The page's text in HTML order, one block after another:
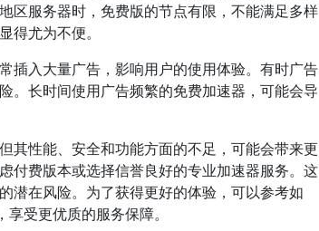
区服务器时，免费版的节点有限，不能满足多样
得尤为不便。
插入大量广告，影响用户的使用体验。有时广告
。长时间使用广告频繁的免费加速器，可能会导
其性能、安全和功能方面的不足，可能会带来更
付费版本或选择信誉良好的专业加速器服务。这
潜在风险。为了获得更好的体验，可以参考如
受更优质的服务保障。